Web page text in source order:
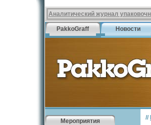
Аналитический журнал
PakkoGraff Новости
Мероприятия //